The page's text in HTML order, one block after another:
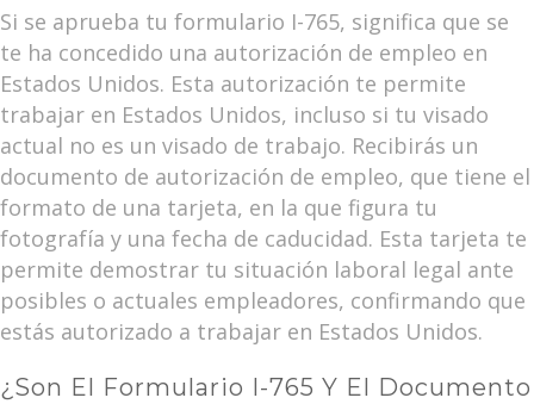
Si se aprueba tu formulario I-765, significa que se
te ha concedido una autorización de empleo en
Estados Unidos. Esta autorización te permite
trabajar en Estados Unidos, incluso si tu visado
actual no es un visado de trabajo. Recibirás un
documento de autorización de empleo, que tiene el
formato de una tarjeta, en la que figura tu
fotografía y una fecha de caducidad. Esta tarjeta te
permite demostrar tu situación laboral legal ante
posibles o actuales empleadores, confirmando que
estás autorizado a trabajar en Estados Unidos.
¿Son El Formulario I-765 Y El Documento